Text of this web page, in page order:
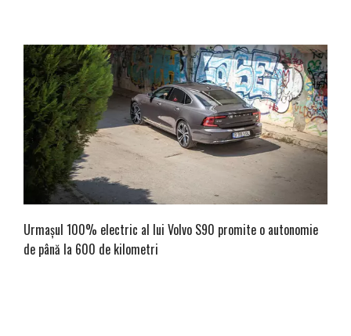
Urmașul 100% electric al lui Volvo S90 promite o autonomie
de până la 600 de kilometri